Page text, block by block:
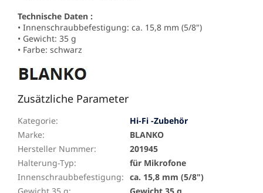
Technische Daten :
• Innenschraubbefestigung: ca. 15,8 mm (5/8")
• Gewicht: 35 g
• Farbe: schwarz
Zusätzliche Parameter
Kategorie:
Hi-Fi -Zubehör
Marke:
BLANKO
Hersteller Nummer:
201945
Halterung-Typ:
für Mikrofone
Innenschraubbefestigung: ca. 15,8 mm (5/8")
Gewicht 35 g: Gewicht 35 g